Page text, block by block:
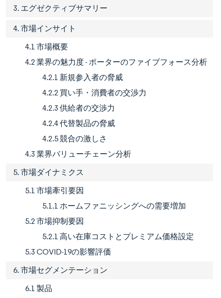
3. エグゼクティブサマリー
4. 市場インサイト
4.1 市場概要
4.2 業界の魅力度 - ポーターのファイブフォース分析
4.2.1 新規参入者の脅威
4.2.2 買い手・消費者の交渉力
4.2.3 供給者の交渉力
4.2.4 代替製品の脅威
4.2.5 競合の激しさ
4.3 業界バリューチェーン分析
5. 市場ダイナミクス
5.1 市場牽引要因
5.1.1 ホームファニッシングへの需要増加
5.2 市場抑制要因
5.2.1 高い在庫コストとプレミアム価格設定
5.3 COVID-19の影響評価
6. 市場セグメンテーション
6.1 製品